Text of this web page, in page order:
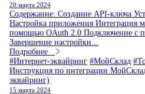
20 марта 2024
Содержание: Создание API-ключа
Настройка приложения Интеграция
помощью OAuth 2.0 Подключение с
Завершение настройки...
Подробнее
#Интернет-эквайринг #МойСклад
Инструкция по интеграции
эквайринг)
15 марта 2024